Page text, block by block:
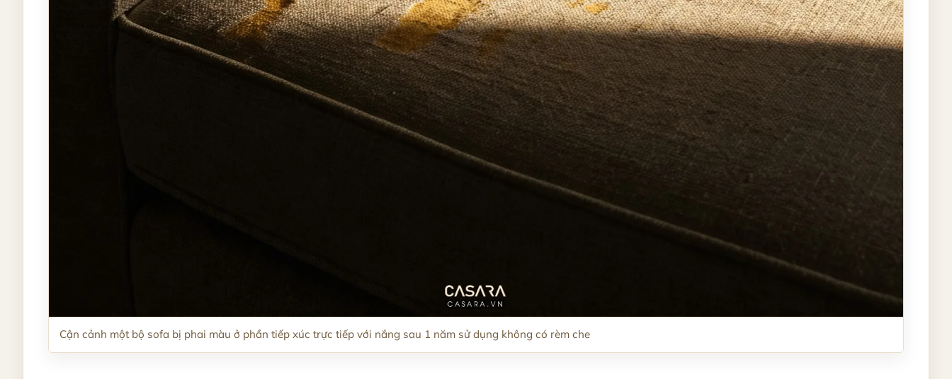
Cận cảnh một bộ sofa bị phai màu ở phần tiếp xúc trực tiếp với nắng sau 1 năm sử dụng không có rèm che